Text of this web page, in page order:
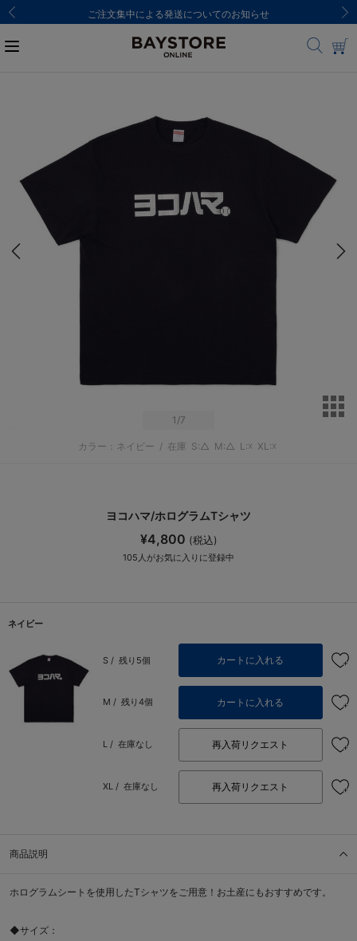
ご注文集中による発送についてのお知らせ
1 /7
カラー：ネイビー / 在庫 S:△ M:△ L:☓ XL:☓
ヨコハマ/ホログラムTシャツ
¥4,800 (税込)
105 人がお気に入りに登録中
ネイビー
S / 残り5個 カートに入れる
M / 残り4個 カートに入れる
L / 在庫なし 再入荷リクエスト
XL / 在庫なし 再入荷リクエスト
商品説明
ホログラムシートを使用したTシャツをご用意！お土産にもおすすめです。
◆サイズ：